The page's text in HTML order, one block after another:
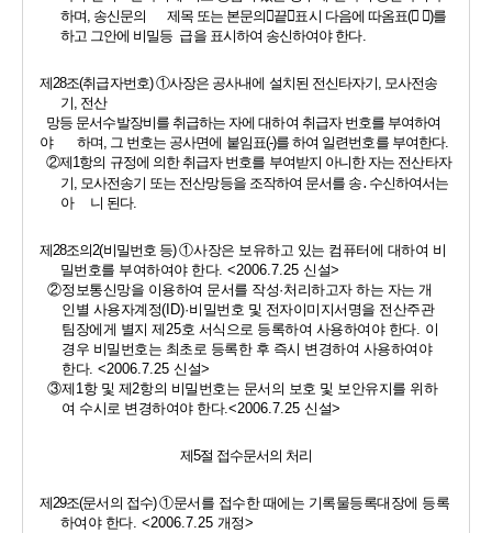
하며, 송신문의      제목 또는 본문의 󰡒끝󰡓표시 다음에 따옴표(󰡒 󰡓)를
하고 그안에 비밀등  급을 표시하여 송신하여야 한다.
제28조(취급자번호) ①사장은 공사내에 설치된 전신타자기, 모사전송
기, 전산
망등 문서수발장비를 취급하는 자에 대하여 취급자 번호를 부여하여
야       하며, 그 번호는 공사면에 붙임표(-)를 하여 일련번호를 부여한다.
②제1항의 규정에 의한 취급자 번호를 부여받지 아니한 자는 전산타자
기, 모사전송기 또는 전산망등을 조작하여 문서를 송․ 수신하여서는
아     니 된다.
제28조의2(비밀번호 등) ①사장은 보유하고 있는 컴퓨터에 대하여 비
밀번호를 부여하여야 한다. <2006.7.25 신설>
②정보통신망을 이용하여 문서를 작성·처리하고자 하는 자는 개
인별 사용자계정(ID)·비밀번호 및 전자이미지서명을 전산주관
팀장에게 별지 제25호 서식으로 등록하여 사용하여야 한다. 이
경우 비밀번호는 최초로 등록한 후 즉시 변경하여 사용하여야
한다. <2006.7.25 신설>
③제 1항 및 제2항의 비밀번호는 문서의 보호 및 보안유지를 위하
여 수시로 변경하여야 한다.<2006.7.25 신설>
제5절 접수문서의 처리
제29조(문서의 접수) ①문서를 접수한 때에는 기록물등록대장에 등록
하여야 한다. <2006.7.25 개정>